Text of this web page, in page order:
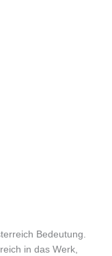
Bedeutung.
in das Werk,